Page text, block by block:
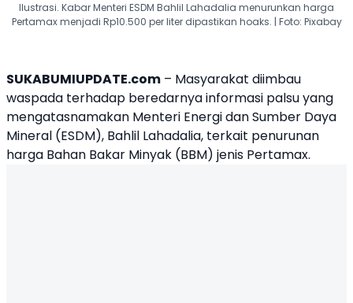
Ilustrasi. Kabar Menteri ESDM Bahlil Lahadalia menurunkan harga
Pertamax menjadi Rp10.500 per liter dipastikan hoaks. | Foto: Pixabay
SUKABUMIUPDATE.com – Masyarakat diimbau
waspada terhadap beredarnya informasi palsu yang
mengatasnamakan Menteri Energi dan Sumber Daya
Mineral (ESDM), Bahlil Lahadalia, terkait penurunan
harga Bahan Bakar Minyak (BBM) jenis Pertamax.